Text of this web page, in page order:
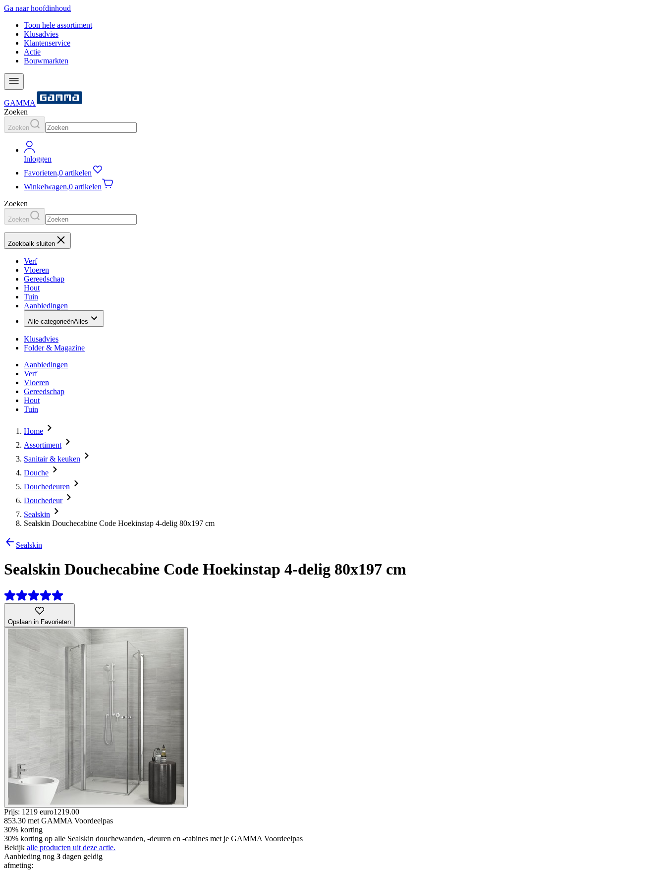
Ga naar hoofdinhoud
Toon hele assortiment
Klusadvies
Klantenservice
Actie
Bouwmarkten
GAMMA
Zoeken
Zoeken
Inloggen
Favorieten,0 artikelen
Winkelwagen,0 artikelen
Zoeken
Zoeken
Zoekbalk sluiten
Verf
Vloeren
Gereedschap
Hout
Tuin
Aanbiedingen
Alle categorieënAlles
Klusadvies
Folder & Magazine
Aanbiedingen
Verf
Vloeren
Gereedschap
Hout
Tuin
Home
Assortiment
Sanitair & keuken
Douche
Douchedeuren
Douchedeur
Sealskin
Sealskin Douchecabine Code Hoekinstap 4-delig 80x197 cm
Sealskin
Sealskin Douchecabine Code Hoekinstap 4-delig 80x197 cm
Opslaan in Favorieten
Prijs: 1219 euro1219.00
853.30 met GAMMA Voordeelpas
30% korting
30% korting op alle Sealskin douchewanden, -deuren en -cabines met je GAMMA Voordeelpas
Bekijk alle producten uit deze actie.
Aanbieding nog 3 dagen geldig
afmeting: